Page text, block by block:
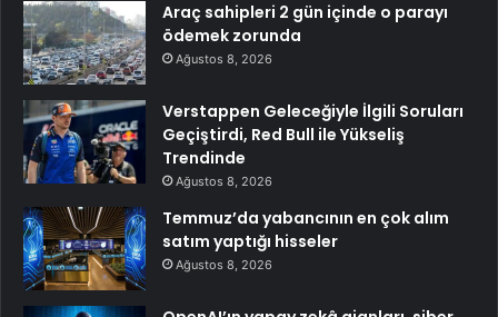
Araç sahipleri 2 gün içinde o parayı
ödemek zorunda
Ağustos 8, 2026
Verstappen Geleceğiyle İlgili Soruları
Geçiştirdi, Red Bull ile Yükseliş
Trendinde
Ağustos 8, 2026
Temmuz’da yabancının en çok alım
satım yaptığı hisseler
Ağustos 8, 2026